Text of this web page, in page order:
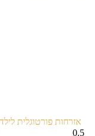
אזרחות פורטוגלית